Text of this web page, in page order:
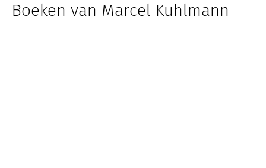
Boeken van Marcel Kuhlmann